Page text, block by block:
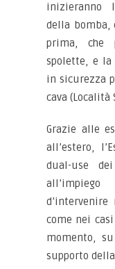
inizieranno
della bomba,
prima, che
spolette, e la
in sicurezza
cava (Località
Grazie alle
all’estero,
dual-use
come nei
momento,
supporto